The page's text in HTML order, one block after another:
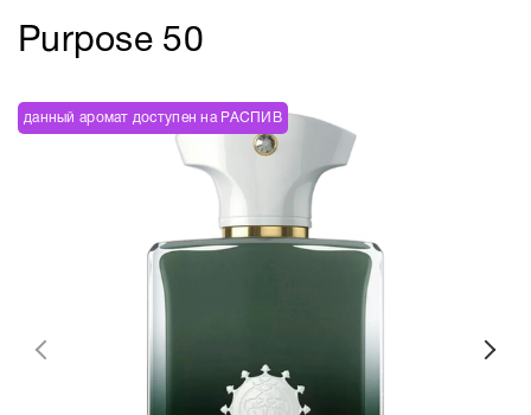
Purpose 50
данный аромат доступен на РАСПИВ